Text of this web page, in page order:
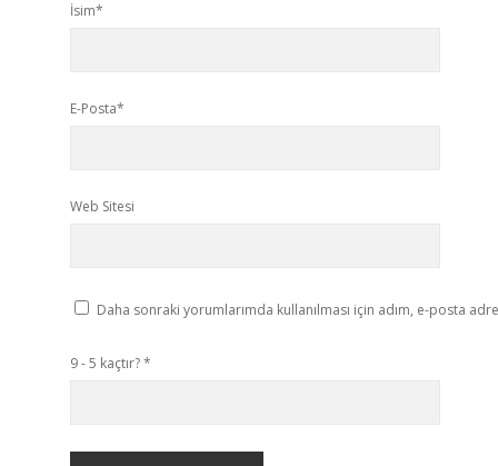
İsim*
E-Posta*
Web Sitesi
Daha sonraki yorumlarımda kullanılması için adım, e-posta
9 - 5 kaçtır?*